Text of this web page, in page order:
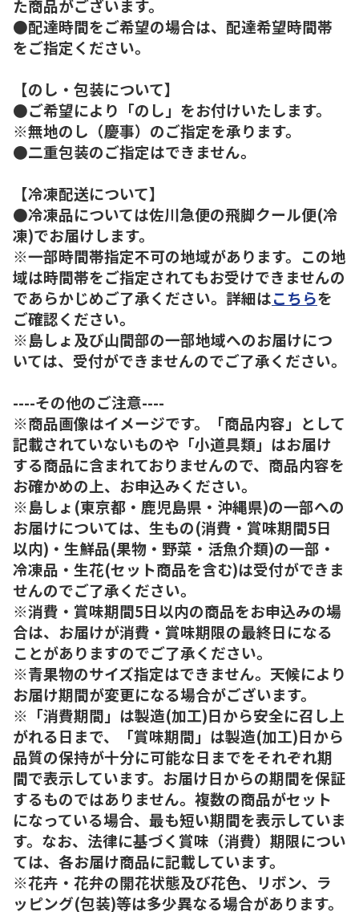
た商品がございます。
●配達時間をご希望の場合は、配達希望時間帯
をご指定ください。
【のし・包装について】
●ご希望により「のし」をお付けいたします。
※無地のし（慶事）のご指定を承ります。
●二重包装のご指定はできません。
【冷凍配送について】
●冷凍品については佐川急便の飛脚クール便(冷
凍)でお届けします。
※一部時間帯指定不可の地域があります。この地
域は時間帯をご指定されてもお受けできませんの
であらかじめご了承ください。詳細はこちらを
ご確認ください。
※島しょ及び山間部の一部地域へのお届けにつ
いては、受付ができませんのでご了承ください。
----その他のご注意----
※商品画像はイメージです。「商品内容」として
記載されていないものや「小道具類」はお届け
する商品に含まれておりませんので、商品内容を
お確かめの上、お申込みください。
※島しょ(東京都・鹿児島県・沖縄県)の一部への
お届けについては、生もの(消費・賞味期間5日
以内)・生鮮品(果物・野菜・活魚介類)の一部・
冷凍品・生花(セット商品を含む)は受付ができま
せんのでご了承ください。
※消費・賞味期間5日以内の商品をお申込みの場
合は、お届けが消費・賞味期限の最終日になる
ことがありますのでご了承ください。
※青果物のサイズ指定はできません。天候により
お届け期間が変更になる場合がございます。
※「消費期間」は製造(加工)日から安全に召し上
がれる日まで、「賞味期間」は製造(加工)日から
品質の保持が十分に可能な日までをそれぞれ期
間で表示しています。お届け日からの期間を保証
するものではありません。複数の商品がセット
になっている場合、最も短い期間を表示していま
す。なお、法律に基づく賞味（消費）期限につい
ては、各お届け商品に記載しています。
※花卉・花弁の開花状態及び花色、リボン、ラ
ッピング(包装)等は多少異なる場合があります。